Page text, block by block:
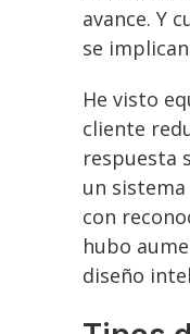
avance. Y
se
He visto
cliente
respuesta
un
con
hubo
diseño